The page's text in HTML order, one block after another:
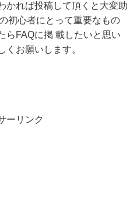
かれば投稿して頂くと大変助
初心者にとって重要なもの
らFAQに掲 載したいと思い
くお願いします。
ーリンク